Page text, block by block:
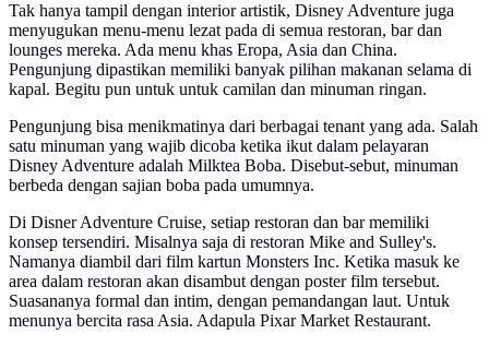
Tak hanya tampil dengan interior artistik, Disney Adventure juga
menyugukan menu-menu lezat pada di semua restoran, bar dan
lounges mereka. Ada menu khas Eropa, Asia dan China.
Pengunjung dipastikan memiliki banyak pilihan makanan selama di
kapal. Begitu pun untuk untuk camilan dan minuman ringan.
Pengunjung bisa menikmatinya dari berbagai tenant yang ada. Salah
satu minuman yang wajib dicoba ketika ikut dalam pelayaran
Disney Adventure adalah Milktea Boba. Disebut-sebut, minuman
berbeda dengan sajian boba pada umumnya.
Di Disner Adventure Cruise, setiap restoran dan bar memiliki
konsep tersendiri. Misalnya saja di restoran Mike and Sulley's.
Namanya diambil dari film kartun Monsters Inc. Ketika masuk ke
area dalam restoran akan disambut dengan poster film tersebut.
Suasananya formal dan intim, dengan pemandangan laut. Untuk
menunya bercita rasa Asia. Adapula Pixar Market Restaurant.